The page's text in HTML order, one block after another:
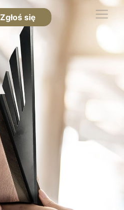
Zgłoś się